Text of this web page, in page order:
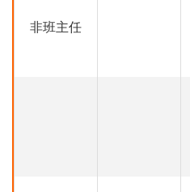
非班主任